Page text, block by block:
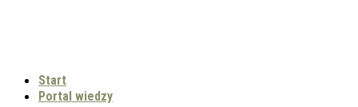
Start
Portal wiedzy